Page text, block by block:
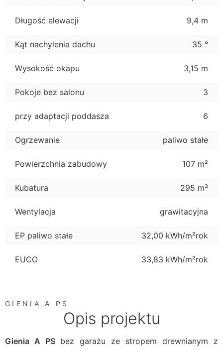
Długość elewacji 9,4 m
Kąt nachylenia dachu 35 °
Wysokość okapu 3,15 m
Pokoje bez salonu 3
przy adaptacji poddasza 6
Ogrzewanie paliwo stałe
Powierzchnia zabudowy 107 m²
Kubatura 295 m³
Wentylacja grawitacyjna
EP paliwo stałe 32,00 kWh/m²rok
EUCO 33,83 kWh/m²rok
GIENIA A PS
Opis projektu
Gienia A PS bez garażu ze stropem drewnianym z